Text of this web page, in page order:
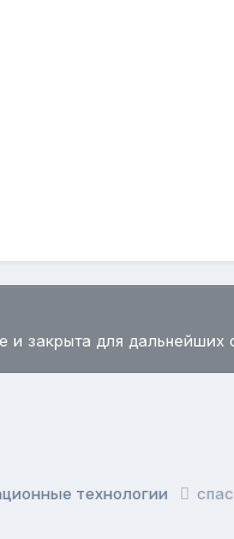
и закрыта для дальнейших
технологии